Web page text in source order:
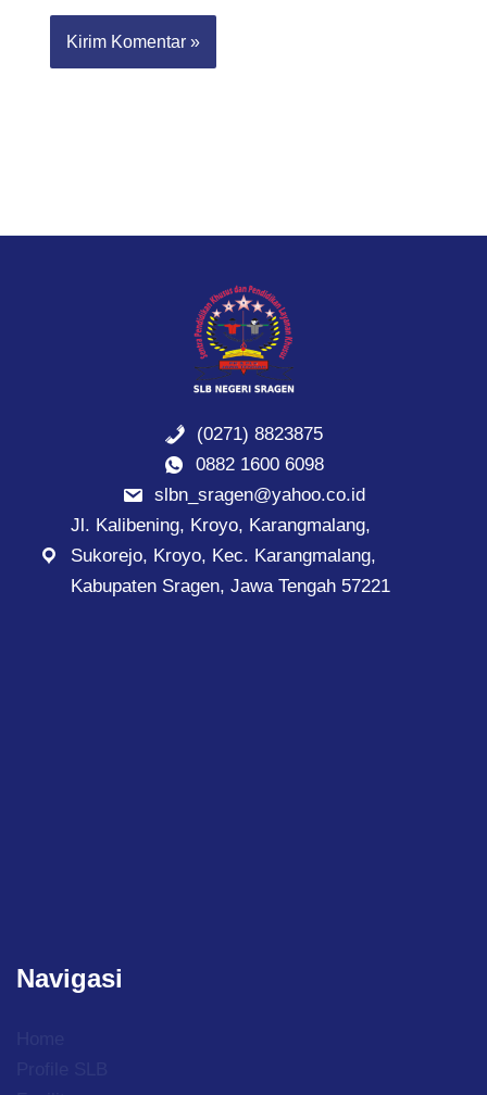
(0271) 8823875
0882 1600 6098
slbn_sragen@yahoo.co.id
Jl. Kalibening, Kroyo, Karangmalang,
Sukorejo, Kroyo, Kec. Karangmalang,
Kabupaten Sragen, Jawa Tengah 57221
Navigasi